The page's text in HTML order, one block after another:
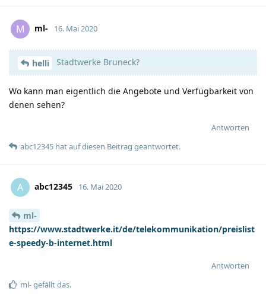
M ml- 16. Mai 2020
helli Stadtwerke Bruneck?
Wo kann man eigentlich die Angebote und Verfügbarkeit von
denen sehen?
Antworten
abc12345 hatauf diesen Beitrag geantwortet.
A abc12345 16. Mai 2020
ml-
https://www.stadtwerke.it/de/telekommunikation/preislist
e-speedy-b-internet.html
Antworten
ml-gefällt das.